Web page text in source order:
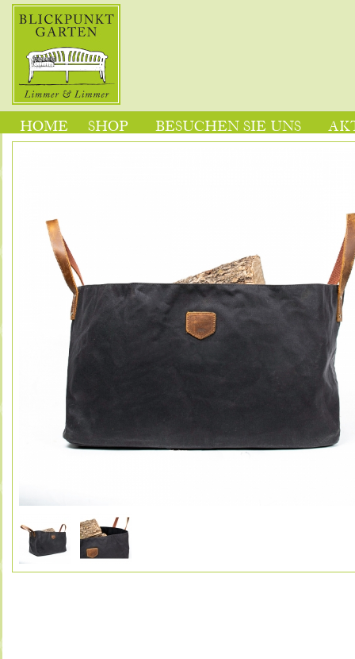
HOME SHOP BESUCHEN SIE UNS